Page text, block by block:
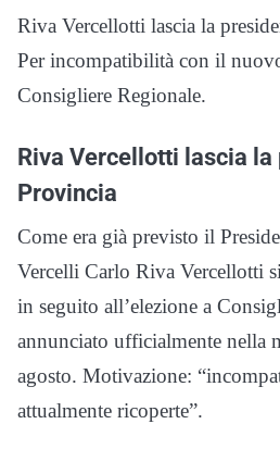
Riva Vercellotti lascia la
Per incompatibilità con il
Consigliere Regionale.
Riva Vercellotti lascia la
Provincia
Come era già previsto il
Vercelli Carlo Riva Vercellotti
in seguito all’elezione a
annunciato ufficialmente nella
agosto. Motivazione:
attualmente ricoperte”.